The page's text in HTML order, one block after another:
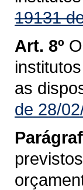
19131
Art. 8º
as
de 28/